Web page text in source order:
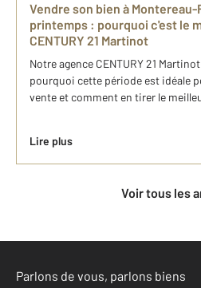
Vendre son bien à Montereau-
printemps : pourquoi c'est le
CENTURY 21 Martinot
Notre agence CENTURY 21
pourquoi cette période est idéale
vente et comment en tirer le
Lire plus
Voir tous les
Parlons de vous, parlons biens